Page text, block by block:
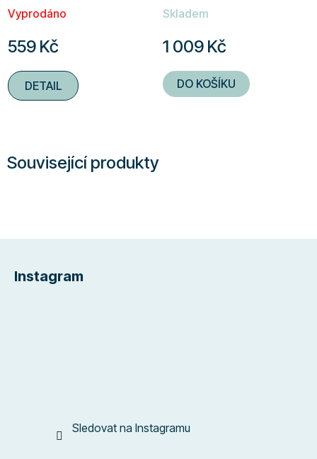
Související produkty
Vyprodáno
559 Kč
DETAIL
Skladem
1 009 Kč
DO KOŠÍKU
Instagram
Sledovat na Instagramu